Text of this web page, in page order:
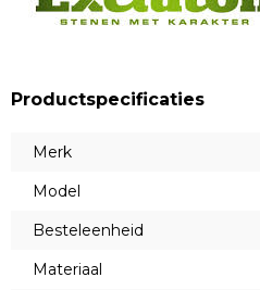
Productspecificaties
Merk
Model
Besteleenheid
Materiaal